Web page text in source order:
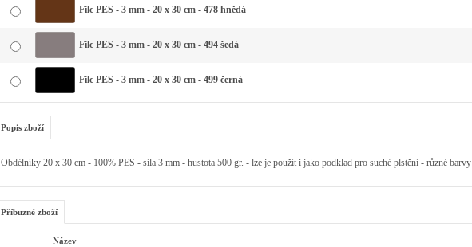
Filc PES - 3 mm - 20 x 30 cm - 478 hnědá
Filc PES - 3 mm - 20 x 30 cm - 494 šedá
Filc PES - 3 mm - 20 x 30 cm - 499 černá
Popis zboží
Obdélníky 20 x 30 cm - 100% PES - síla 3 mm - hustota 500 gr. - lze je použít i jako podklad pro suché plstění - různé barvy
Příbuzné zboží
Název